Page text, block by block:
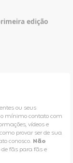
edição
ou seus
mínimo contato com
vídeos e
provar ser de sua
conosco. Não
de fãs para fãs e